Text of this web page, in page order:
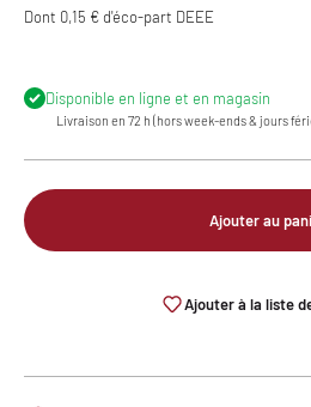
Dont 0,15 € d'éco-part DEEE
Disponible en ligne et en magasin
Livraison en 72 h (hors week-ends & jours
Ajouter au
Ajouter à la liste